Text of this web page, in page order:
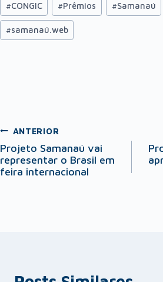
#CONGIC #Prêmios #Samanaú
#samanaú.web
ANTERIOR
Projeto Samanaú vai
representar o Brasil em
feira internacional